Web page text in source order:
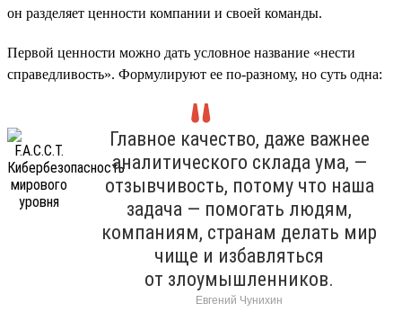
он разделяет ценности компании и своей команды.
Первой ценности можно дать условное название «нести
справедливость». Формулируют ее по-разному, но суть одна:
Главное качество, даже важнее
аналитического склада ума, —
отзывчивость, потому что наша
задача — помогать людям,
компаниям, странам делать мир
чище и избавляться
от злоумышленников.
Евгений Чунихин